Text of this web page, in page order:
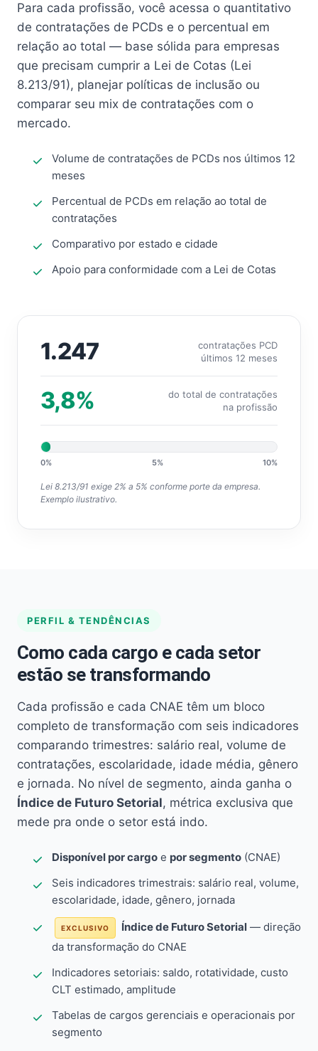
Para cada profissão, você acessa o quantitativo
de contratações de PCDs e o percentual em
relação ao total — base sólida para empresas
que precisam cumprir a Lei de Cotas (Lei
8.213/91), planejar políticas de inclusão ou
comparar seu mix de contratações com o
mercado.
Volume de contratações de PCDs nos últimos 12
meses
Percentual de PCDs em relação ao total de
contratações
Comparativo por estado e cidade
Apoio para conformidade com a Lei de Cotas
1.247
contratações PCD
últimos 12 meses
3,8%
do total de contratações
na profissão
0% 5% 10%
Lei 8.213/91 exige 2% a 5% conforme porte da empresa.
Exemplo ilustrativo.
PERFIL & TENDÊNCIAS
Como cada cargo e cada setor
estão se transformando
Cada profissão e cada CNAE têm um bloco
completo de transformação com seis indicadores
comparando trimestres: salário real, volume de
contratações, escolaridade, idade média, gênero
e jornada. No nível de segmento, ainda ganha o
Índice de Futuro Setorial, métrica exclusiva que
mede pra onde o setor está indo.
Disponível por cargo e por segmento (CNAE)
Seis indicadores trimestrais: salário real, volume,
escolaridade, idade, gênero, jornada
EXCLUSIVO Índice de Futuro Setorial — direção
da transformação do CNAE
Indicadores setoriais: saldo, rotatividade, custo
CLT estimado, amplitude
Tabelas de cargos gerenciais e operacionais por
segmento